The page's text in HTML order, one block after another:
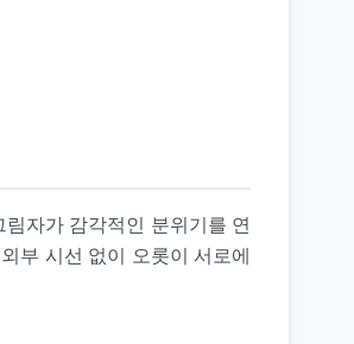
자가 감각적인 분위기를 연
부 시선 없이 오롯이 서로에